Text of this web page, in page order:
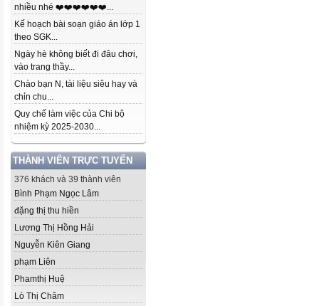
nhiều nhé ❤️❤️❤️❤️❤️❤️...
Kế hoạch bài soạn giáo án lớp 1
theo SGK...
Ngày hè không biết đi đâu chơi,
vào trang thầy...
Chào bạn N, tài liệu siêu hay và
chỉn chu...
Quy chế làm việc của Chi bộ
nhiệm kỳ 2025-2030...
THÀNH VIÊN TRỰC TUYẾN
376 khách và 39 thành viên
Bình Phạm Ngọc Lâm
đặng thị thu hiền
Lương Thị Hồng Hải
Nguyễn Kiên Giang
phạm Liên
Phamthị Huệ
Lò Thị Châm